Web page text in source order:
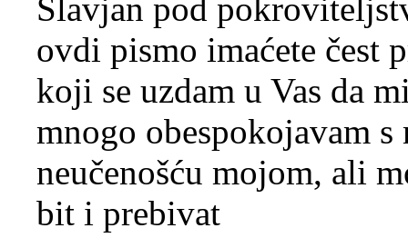
Slavjan pod
ovdi pismo imaćete čest
koji se uzdam u Vas da
mnogo obespokojavam
neučenošću mojom, ali
bit i prebivat